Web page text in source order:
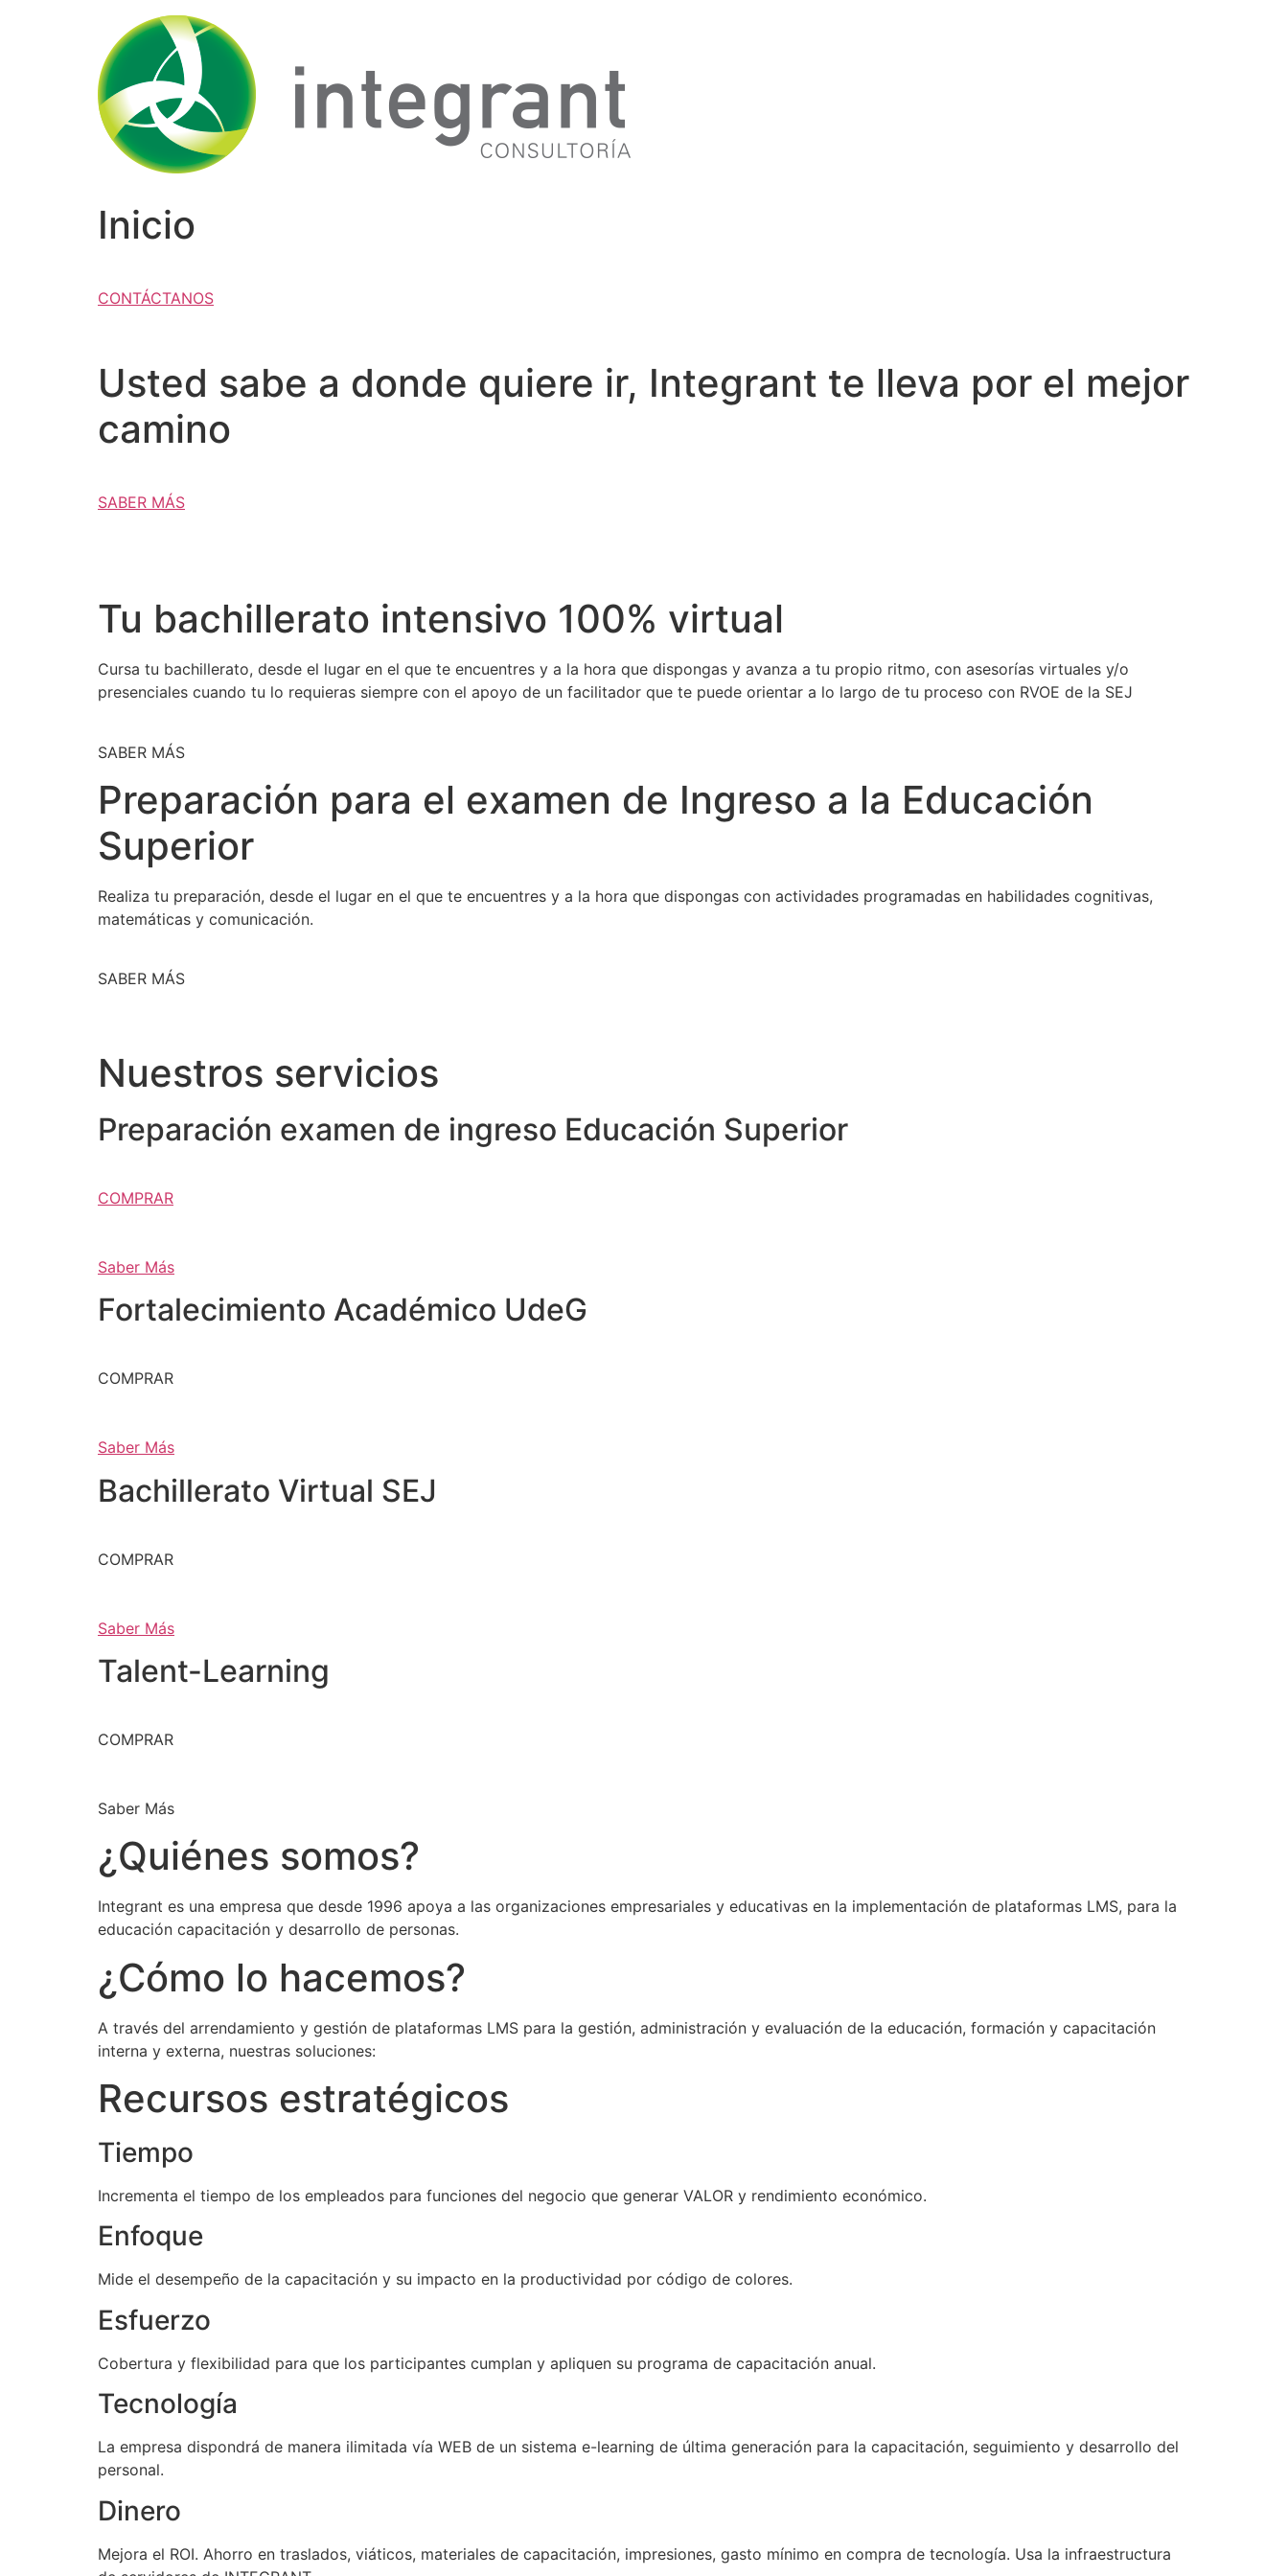
Inicio
CONTÁCTANOS
Usted sabe a donde quiere ir, Integrant te lleva por el mejor
camino
SABER MÁS
Tu bachillerato intensivo 100% virtual
Cursa tu bachillerato, desde el lugar en el que te encuentres y a la hora que dispongas y avanza a tu propio ritmo, con asesorías virtuales y/o
presenciales cuando tu lo requieras siempre con el apoyo de un facilitador que te puede orientar a lo largo de tu proceso con RVOE de la SEJ
SABER MÁS
Preparación para el examen de Ingreso a la Educación
Superior
Realiza tu preparación, desde el lugar en el que te encuentres y a la hora que dispongas con actividades programadas en habilidades cognitivas,
matemáticas y comunicación.
SABER MÁS
Nuestros servicios
Preparación examen de ingreso Educación Superior
COMPRAR
Saber Más
Fortalecimiento Académico UdeG
COMPRAR
Saber Más
Bachillerato Virtual SEJ
COMPRAR
Saber Más
Talent-Learning
COMPRAR
Saber Más
¿Quiénes somos?
Integrant es una empresa que desde 1996 apoya a las organizaciones empresariales y educativas en la implementación de plataformas LMS, para la
educación capacitación y desarrollo de personas.
¿Cómo lo hacemos?
A través del arrendamiento y gestión de plataformas LMS para la gestión, administración y evaluación de la educación, formación y capacitación
interna y externa, nuestras soluciones:
Recursos estratégicos
Tiempo
Incrementa el tiempo de los empleados para funciones del negocio que generar VALOR y rendimiento económico.
Enfoque
Mide el desempeño de la capacitación y su impacto en la productividad por código de colores.
Esfuerzo
Cobertura y flexibilidad para que los participantes cumplan y apliquen su programa de capacitación anual.
Tecnología
La empresa dispondrá de manera ilimitada vía WEB de un sistema e-learning de última generación para la capacitación, seguimiento y desarrollo del
personal.
Dinero
Mejora el ROI. Ahorro en traslados, viáticos, materiales de capacitación, impresiones, gasto mínimo en compra de tecnología. Usa la infraestructura